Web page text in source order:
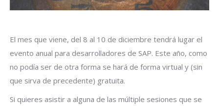
El mes que viene, del 8 al 10 de diciembre tendrá lugar el
evento anual para desarrolladores de SAP. Este año, como
no podía ser de otra forma se hará de forma virtual y (sin
que sirva de precedente) gratuita.
Si quieres asistir a alguna de las múltiple sesiones que se